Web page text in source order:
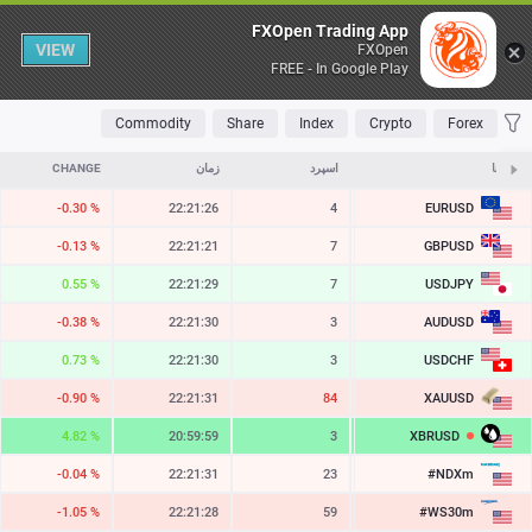
Table
FAVORITES
MOST TRADED
TOP RISERS
TOP FALLERS
Forex
Crypto
Index
Share
Commodity
نمادها اسپرد زمان CHANGE
EURUSD
1.15222
4
22:21:26
-0.30 %
GBPUSD
1.34521
7
22:21:21
-0.13 %
USDJPY
158.484
7
22:21:29
0.55 %
AUDUSD
0.70310
3
22:21:30
-0.38 %
USDCHF
0.81266
3
22:21:30
0.73 %
XAUUSD
4240.30
84
22:21:31
-0.90 %
XBRUSD
82.73
3
20:59:59
4.82 %
#NDXm
29474.5
23
22:21:31
-0.04 %
#WS30m
53936.2
59
22:21:28
-1.05 %
FXOpen Trading App
FXOpen
FREE - In Google Play
VIEW